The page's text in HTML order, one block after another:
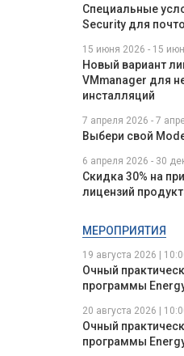
Специальные
Security для
15 июня 2026 - 15
Новый вариант
VMmanager для
инсталляций
7 апреля 2026 - 7
Выбери свой
6 апреля 2026 - 30
Скидка 30% на
лицензий
МЕРОПРИЯТИЯ
19 августа 2026 |
Очный
программы
20 августа 2026 |
Очный
программы